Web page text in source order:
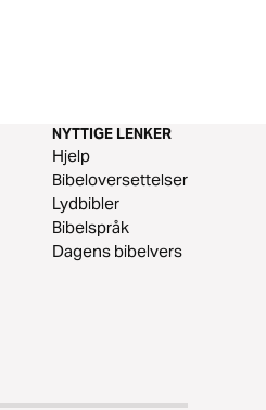
NYTTIGE LENKER
Hjelp
Bibeloversettelser
Lydbibler
Bibelspråk
Dagens bibelvers